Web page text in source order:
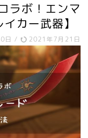
ラボ！エンマ
カー武器】
日 / 2021年7月21日